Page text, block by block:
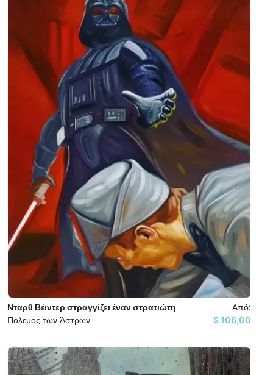
Νταρθ Βέιντερ στραγγίζει έναν στρατιώτη
Πόλεμος των Άστρων
Από:
106,00 $